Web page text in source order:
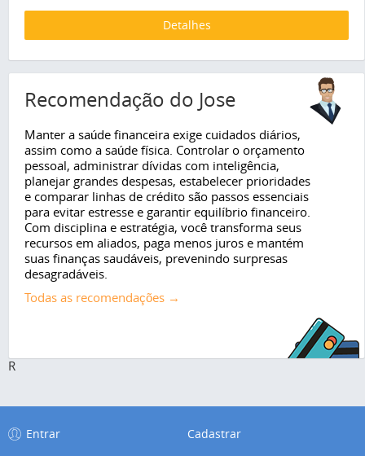
Detalhes
Recomendação do Jose
Manter a saúde financeira exige cuidados diários,
assim como a saúde física. Controlar o orçamento
pessoal, administrar dívidas com inteligência,
planejar grandes despesas, estabelecer prioridades
e comparar linhas de crédito são passos essenciais
para evitar estresse e garantir equilíbrio financeiro.
Com disciplina e estratégia, você transforma seus
recursos em aliados, paga menos juros e mantém
suas finanças saudáveis, prevenindo surpresas
desagradáveis.
Todas as recomendações →
R
Entrar Cadastrar